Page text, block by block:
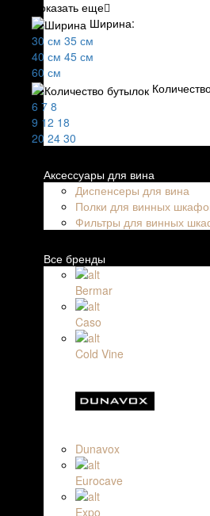
Показать еще
Ширина:
30 см 35 см
40 см 45 см
60 см
6 7 8
9 12 18
20 24 30
Аксессуары для вина
Диспенсеры для вина
Полки для винных
Фильтры для винных
Все бренды
Bermar
Caso
Cold Vine
Dunavox
Eurocave
Expo